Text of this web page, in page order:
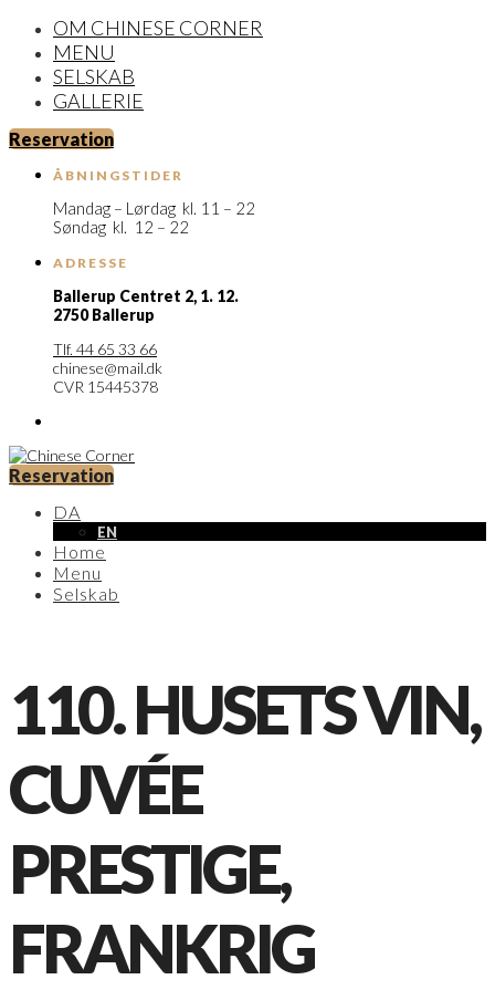
OM CHINESE CORNER
MENU
SELSKAB
GALLERIE
Reservation
ÅBNINGSTIDER
Mandag – Lørdag kl. 11 – 22
Søndag kl. 12 – 22
ADRESSE
Ballerup Centret 2, 1. 12.
2750 Ballerup
Tlf. 44 65 33 66
chinese@mail.dk
CVR 15445378
Reservation
DA
EN
Home
Menu
Selskab
110. HUSETS VIN,
CUVÉE
PRESTIGE,
FRANKRIG